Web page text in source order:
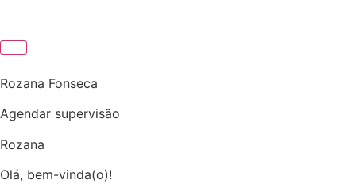
Rozana Fonseca
Agendar supervisão
Rozana
Olá, bem-vinda(o)!